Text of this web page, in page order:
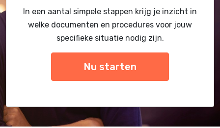
In een aantal simpele stappen krijg je inzicht in
welke documenten en procedures voor jouw
specifieke situatie nodig zijn.
Nu starten